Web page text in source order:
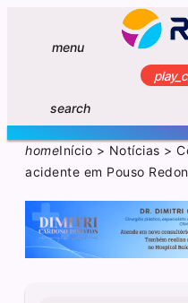
menu
search
homeInício > Notícias >
acidente em Pouso